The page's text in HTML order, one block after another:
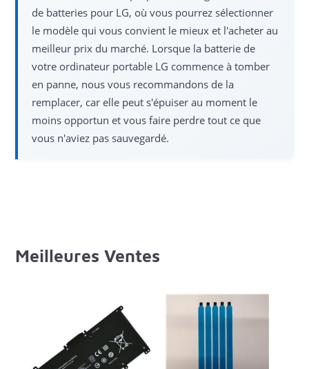
de batteries pour LG, où vous pourrez sélectionner
le modèle qui vous convient le mieux et l'acheter au
meilleur prix du marché. Lorsque la batterie de
votre ordinateur portable LG commence à tomber
en panne, nous vous recommandons de la
remplacer, car elle peut s'épuiser au moment le
moins opportun et vous faire perdre tout ce que
vous n'aviez pas sauvegardé.
Meilleures Ventes